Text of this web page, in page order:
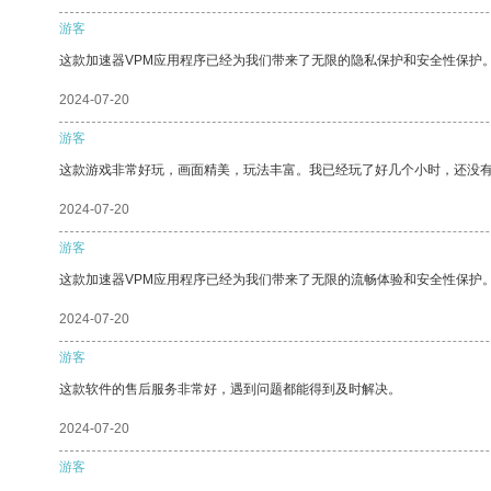
游客
这款加速器VPM应用程序已经为我们带来了无限的隐私保护和安全性保护。
2024-07-20
游客
这款游戏非常好玩，画面精美，玩法丰富。我已经玩了好几个小时，还没有
2024-07-20
游客
这款加速器VPM应用程序已经为我们带来了无限的流畅体验和安全性保护。
2024-07-20
游客
这款软件的售后服务非常好，遇到问题都能得到及时解决。
2024-07-20
游客